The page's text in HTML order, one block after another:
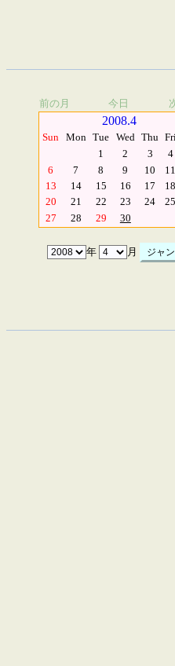
前の月 今日
2008.4
Sun Mon Tue Wed Thu
1
2 3 4
6
7 8 9 10 11
13
14 15 16 17 18
20
21 22 23 24 25
27
28 29 30
年 月